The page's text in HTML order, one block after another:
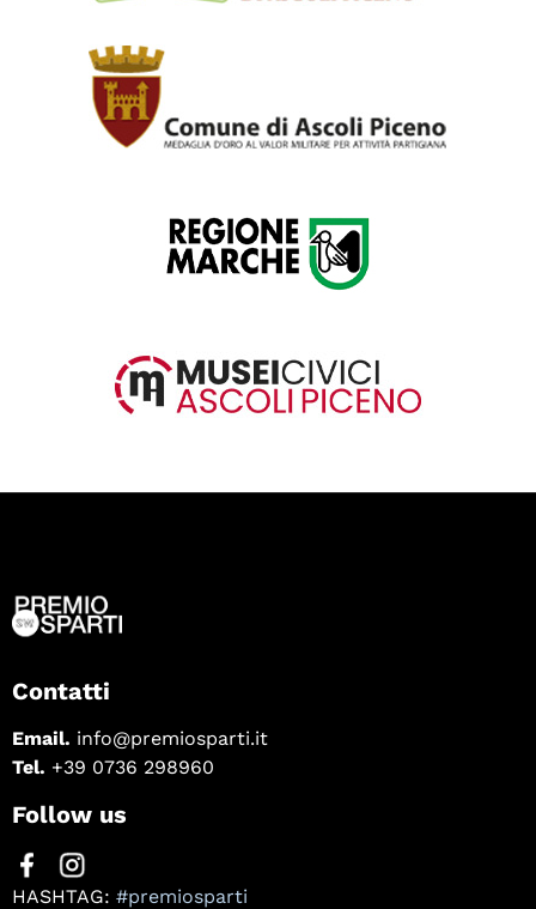
Contatti
Email. info@premiosparti.it
Tel. +39 0736 298960
Follow us
HASHTAG: #premiosparti